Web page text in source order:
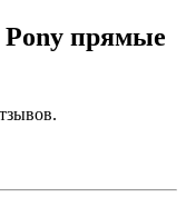
прямые